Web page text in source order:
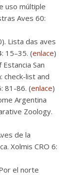
uso múltiple
Aves 60:
Lista das aves
15–35. (enlace)
San
check-list and
81-86. (enlace)
Argentina
Zoology.
de la
Xolmis CRO 6:
el norte